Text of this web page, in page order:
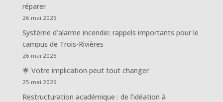
réparer
26 mai 2026
Système d’alarme incendie: rappels importants pour le
campus de Trois-Rivières
26 mai 2026
🌟 Votre implication peut tout changer
25 mai 2026
Restructuration académique : de l’idéation à